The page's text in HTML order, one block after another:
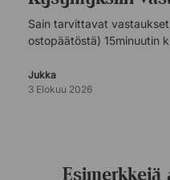
Sain tarvittavat
ostopäätöstä) 15minuutin
Jukka
3 Elokuu 2026
Esimerkkejä